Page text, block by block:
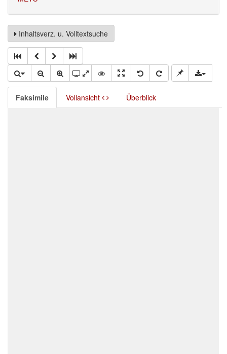
Inhaltsverz. u. Volltextsuche
Faksimile Vollansicht Überblick